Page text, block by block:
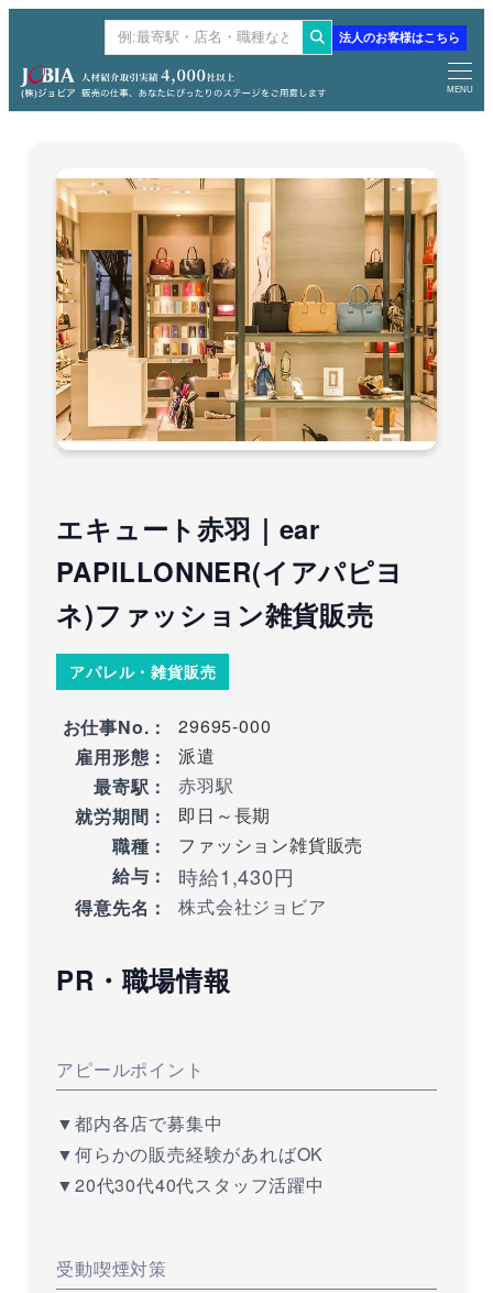
ン
コ
検
法人のお客様はこちら
MENU
エキュート赤羽｜ear
PAPILLONNER(イアパピヨ
ネ)ファッション雑貨販売
アパレル・雑貨販売
お仕事No.：
29695-000
雇用形態：
派遣
最寄駅：
赤羽駅
就労期間：
即日～長期
職種：
ファッション雑貨販売
給与：
時給1,430円
得意先名： 株式会社ジョビア
PR・職場情報
アピールポイント
▼都内各店で募集中
▼何らかの販売経験があればOK
▼20代30代40代スタッフ活躍中
受動喫煙対策